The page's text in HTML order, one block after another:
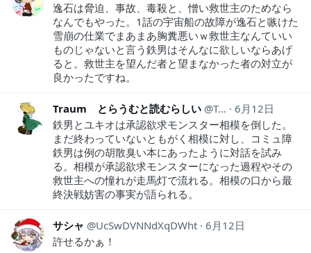
逸石は脅迫、事故、毒殺と、憎い救世主のためなら
なんでもやった。1話の宇宙船の故障が逸石と嗾けた
雪崩の仕業でまあまあ胸糞悪いｗ救世主なんていい
ものじゃないと言う鉄男はそんなに欲しいならあげ
ると。救世主を望んだ者と望まなかった者の対立が
良かったですね。
Traum とらうむと読むらしい Traum1
6月12日
鉄男とユキオは承認欲求モンスター相模を倒した。
まだ終わっていないともがく相模に対し、コミュ障
鉄男は例の胡散臭い本にあったように対話を試み
る。相模が承認欲求モンスターになった過程やその
救世主への憧れが走馬灯で流れる。相模の口から最
終決戦妨害の事実が語られる。
サシャ UcSwDVNNdXqDWht 6月12日
許せるかぁ！